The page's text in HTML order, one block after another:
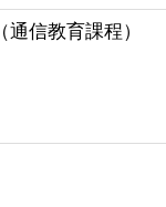
信教育課程）